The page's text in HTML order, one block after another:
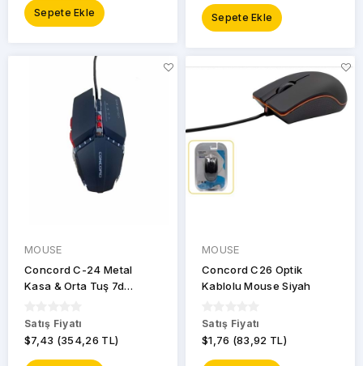
Sepete Ekle Sepete Ekle
MOUSE
Concord C-24 Metal
Kasa & Orta Tuş 7d
Satış Fiyatı
$7,43 (354,26 TL)
MOUSE
Concord C26 Optik
Kablolu Mouse Siyah
Satış Fiyatı
$1,76 (83,92 TL)